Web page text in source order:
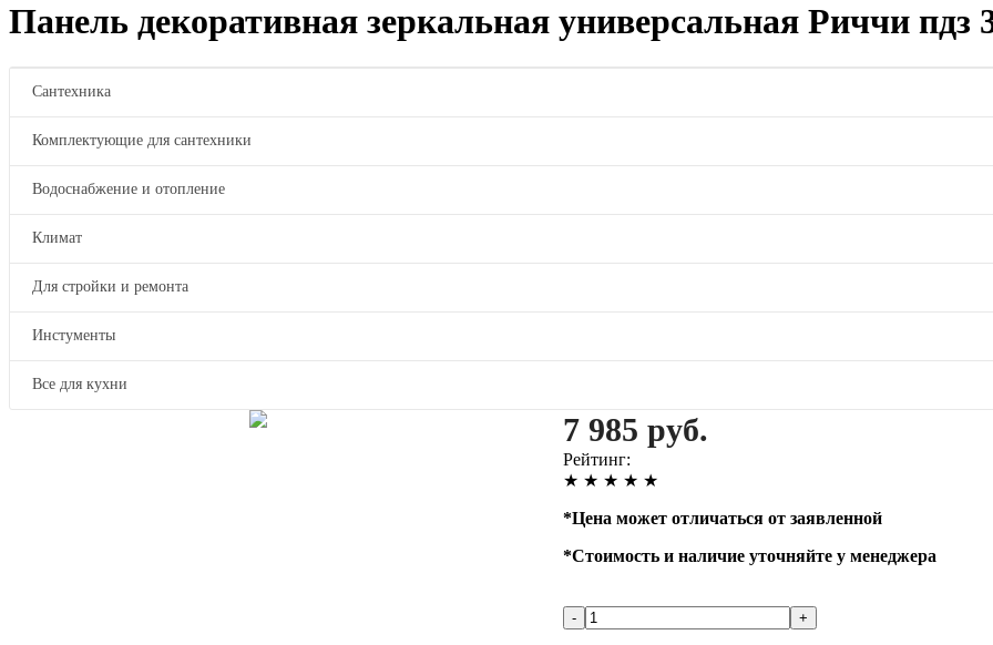
Панель декоративная зеркальная универсальная Риччи пдз
Сантехника
Комплектующие для сантехники
Водоснабжение и отопление
Климат
Для стройки и ремонта
Инстументы
Все для кухни
7 985 руб.
Рейтинг:
★ ★ ★ ★ ★
*Цена может отличаться от заявленной
*Стоимость и наличие уточняйте у менеджера
- +